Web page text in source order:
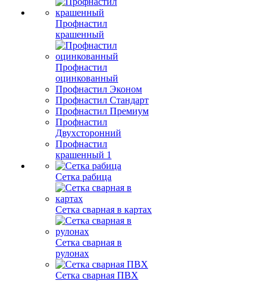
Профнастил
крашенный
Профнастил
оцинкованный
Профнастил Эконом
Профнастил Стандарт
Профнастил Премиум
Профнастил
Двухсторонний
Профнастил
крашенный 1
Сетка рабица
Сетка сварная в картах
Сетка сварная в
рулонах
Сетка сварная ПВХ